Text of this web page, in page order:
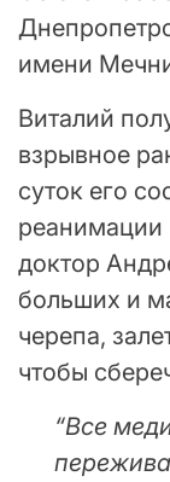
имени
Виталий
взрывное
суток его
реанимации
доктор
больших и
черепа,
чтобы
“Все